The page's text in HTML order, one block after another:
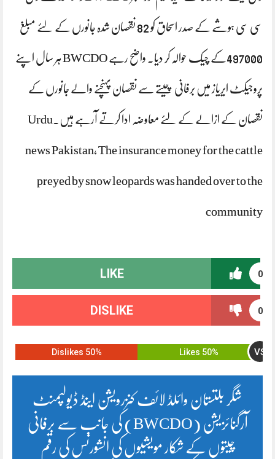
سی سی ہوشے کے صدر اسحاق کو 82 نقصان شدہ جانورں کے لئے مبلغ
497000کے چیک حوالہ کر دیا. واضح رہے BWCDO ہر سال اپنے
پروجیکٹ ایریاز میں برفانی چیتے سے نقصان پہنچنے والے جانورں کے
نقصان کے ازالے کے لئے معاوضہ ادا کرتے آرہے ہیں.Urdu
news Pakistan, The insurance money for the cattle
preyed by snow leopards was handed over to the
community
0
LIKE
0
DISLIKE
50% Likes VS
50% Dislikes
شگر بلتستان وائلڈ لائف کنزرویشن اینڈ ڈیولپمنٹ
آرگنائزیشن (BWCDO) کی جانب سے برفانی
چیتوں کے شکار مویشیوں کی انشورنس کی رقم